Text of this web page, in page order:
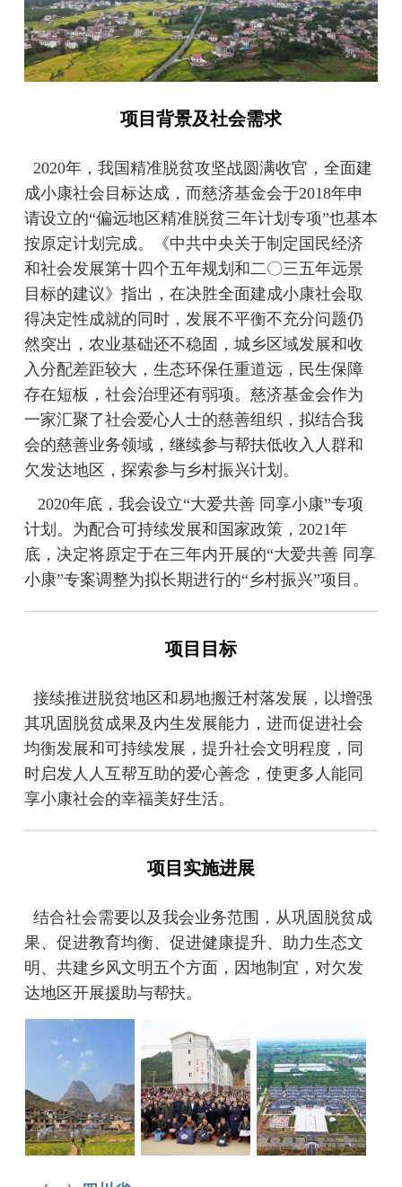
项目背景及社会需求
2020年，我国精准脱贫攻坚战圆满收官，全面建
成小康社会目标达成，而慈济基金会于2018年申
请设立的“偏远地区精准脱贫三年计划专项”也基本
按原定计划完成。《中共中央关于制定国民经济
和社会发展第十四个五年规划和二〇三五年远景
目标的建议》指出，在决胜全面建成小康社会取
得决定性成就的同时，发展不平衡不充分问题仍
然突出，农业基础还不稳固，城乡区域发展和收
入分配差距较大，生态环保任重道远，民生保障
存在短板，社会治理还有弱项。慈济基金会作为
一家汇聚了社会爱心人士的慈善组织，拟结合我
会的慈善业务领域，继续参与帮扶低收入人群和
欠发达地区，探索参与乡村振兴计划。
2020年底，我会设立“大爱共善 同享小康”专项
计划。为配合可持续发展和国家政策，2021年
底，决定将原定于在三年内开展的“大爱共善 同享
小康”专案调整为拟长期进行的“乡村振兴”项目。
项目目标
接续推进脱贫地区和易地搬迁村落发展，以增强
其巩固脱贫成果及内生发展能力，进而促进社会
均衡发展和可持续发展，提升社会文明程度，同
时启发人人互帮互助的爱心善念，使更多人能同
享小康社会的幸福美好生活。
项目实施进展
结合社会需要以及我会业务范围，从巩固脱贫成
果、促进教育均衡、促进健康提升、助力生态文
明、共建乡风文明五个方面，因地制宜，对欠发
达地区开展援助与帮扶。